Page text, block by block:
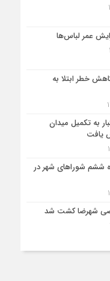
عمر لباس‌ها
خطر ابتلا به
به تکمیل میدان
یافت
ششم شوراهای شهر در